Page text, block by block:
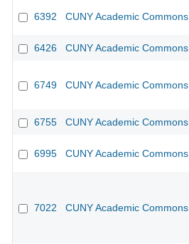
6392 CUNY Academic Commons
6426 CUNY Academic Commons
6749 CUNY Academic Commons
6755 CUNY Academic Commons
6995 CUNY Academic Commons
7022 CUNY Academic Commons